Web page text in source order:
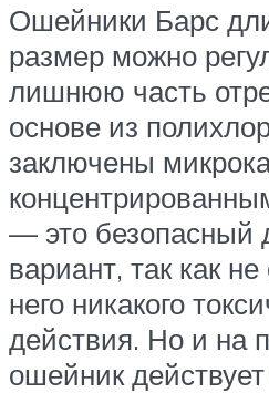
Ошейники Барс
размер можно
лишнюю часть
основе из
заключены
— это безопасный
вариант, так как
него никакого
действия. Но и на
ошейник